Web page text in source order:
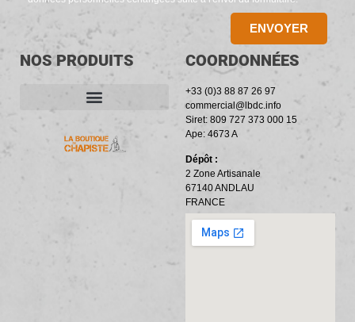
ENVOYER
NOS PRODUITS COORDONNÉES
+33 (0)3 88 87 26 97
commercial@lbdc.info
Siret: 809 727 373 000 15
Ape: 4673 A
Dépôt :
2 Zone Artisanale
67140 ANDLAU
FRANCE